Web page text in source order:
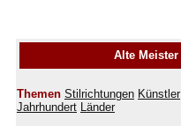
Alte Meister
Themen Stilrichtungen Künstler
Jahrhundert Länder